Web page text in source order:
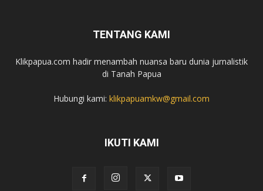
TENTANG KAMI
Klikpapua.com hadir menambah nuansa baru dunia jurnalistik
di Tanah Papua
Hubungi kami: klikpapuamkw@gmail.com
IKUTI KAMI